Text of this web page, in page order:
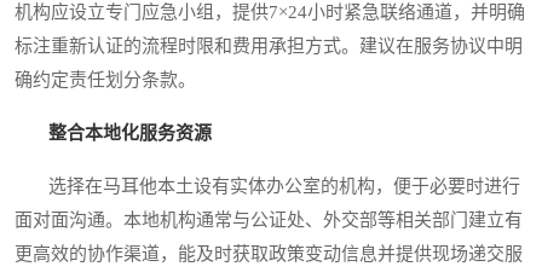
机构应设立专门应急小组，提供7×24小时紧急联络通道，并明确
标注重新认证的流程时限和费用承担方式。建议在服务协议中明
确约定责任划分条款。
整合本地化服务资源
选择在马耳他本土设有实体办公室的机构，便于必要时进行
面对面沟通。本地机构通常与公证处、外交部等相关部门建立有
更高效的协作渠道，能及时获取政策变动信息并提供现场递交服